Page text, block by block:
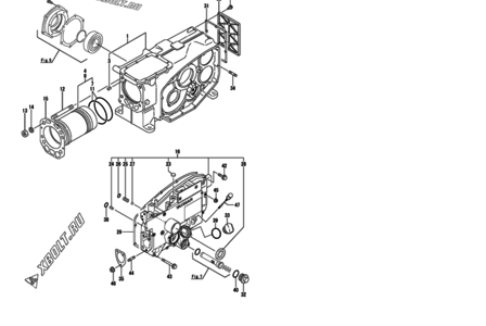
105506-07950 BOLT ASSY, LIFT
BOLT ASSY, LIFT
22137-120000 ШАЙБА, 12
WASHER, 12
38 22217-120000 ПРУЖИННАЯ ШАЙБА 12
WASHER, SPRING 12